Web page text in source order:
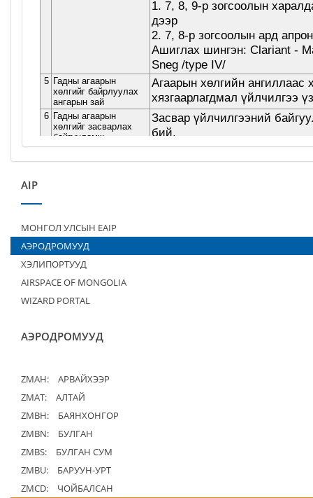
AIP
МОНГОЛ УЛСЫН EAIP
АЭРОДРОМУУД
ХЭЛИПОРТУУД
AIRSPACE OF MONGOLIA
WIZARD PORTAL
АЭРОДРОМУУД
ZMAH:
АРВАЙХЭЭР
ZMAT:
АЛТАЙ
ZMBH:
БАЯНХОНГОР
ZMBN:
БУЛГАН
ZMBS:
БУЛГАН СУМ
ZMBU:
БАРУУН-УРТ
ZMCD:
ЧОЙБАЛСАН